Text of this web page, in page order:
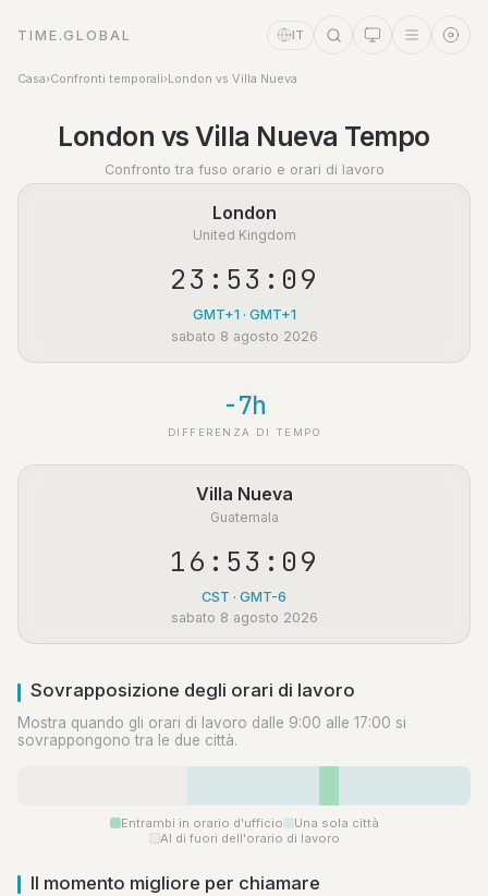
TIME.GLOBAL IT
Casa›Confronti temporali›London vs Villa Nueva
London vs Villa Nueva Tempo
Confronto tra fuso orario e orari di lavoro
London
United Kingdom
23:53:09
GMT+1 · GMT+1
sabato 8 agosto 2026
-7h
DIFFERENZA DI TEMPO
Villa Nueva
Guatemala
16:53:09
CST · GMT-6
sabato 8 agosto 2026
Sovrapposizione degli orari di lavoro
Mostra quando gli orari di lavoro dalle 9:00 alle 17:00 si
sovrappongono tra le due città.
Entrambi in orario d'ufficio
Una sola città
Al di fuori dell'orario di lavoro
Il momento migliore per chiamare
Assistente a tempo
Online